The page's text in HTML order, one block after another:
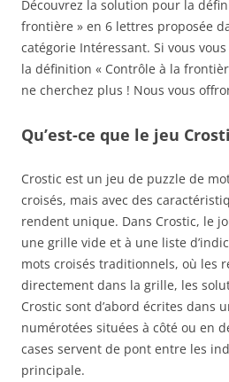
Découvrez la solution pour la
frontière » en 6 lettres proposée
catégorie Intéressant. Si vous
la définition « Contrôle à la
ne cherchez plus ! Nous vous
Qu’est-ce que le jeu
Crostic est un jeu de puzzle de
croisés, mais avec des
rendent unique. Dans Crostic, le
une grille vide et à une liste
mots croisés traditionnels, où les
directement dans la grille, les
Crostic sont d’abord écrites dans
numérotées situées à côté ou en
cases servent de pont entre les
principale.